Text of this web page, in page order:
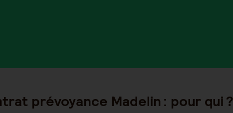
prévoyance Madelin : pour qui ?